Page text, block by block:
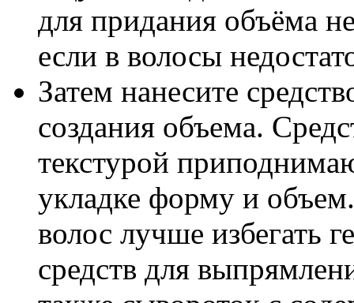
для придания объёма
если в волосы
Затем нанесите
создания объема.
текстурой
укладке форму и
волос лучше избегать
средств для